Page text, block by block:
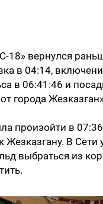
18» вернулся
в 04:14,
в 06:41:46 и
города
произойти в
В Сети
выбраться из